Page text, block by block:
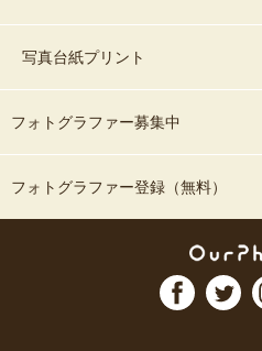
写真台紙プリント
フォトグラファー募集中
フォトグラファー登録（無料）